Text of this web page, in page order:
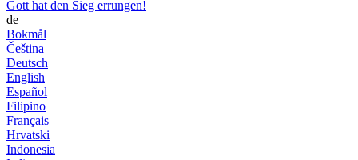
Gott hat den Sieg errungen!
de
Bokmål
Čeština
Deutsch
English
Español
Filipino
Français
Hrvatski
Indonesia